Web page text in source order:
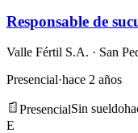
Responsable de
Valle Fértil S.A. · San
Presencial·hace 2 años
PresencialSin sueldo
E